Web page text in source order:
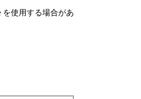
使⽤する場合があ